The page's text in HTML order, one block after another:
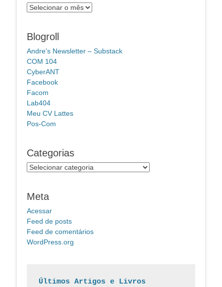
Arquivos
Blogroll
Andre's Newsletter – Substack
COM 104
CyberANT
Facebook
Facom
Lab404
Meu CV Lattes
Pos-Com
Categorias
Categorias
Meta
Acessar
Feed de posts
Feed de comentários
WordPress.org
Últimos Artigos e Livros